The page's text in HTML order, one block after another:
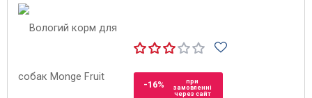
-16%
при
замовленні
через сайт